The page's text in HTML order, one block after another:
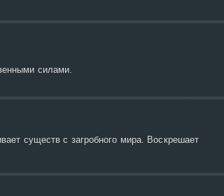
силами.
существ с загробного мира. Воскрешает